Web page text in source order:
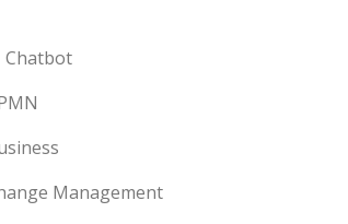
Chatbot
Management